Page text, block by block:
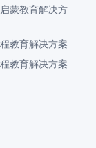
蒙教育解决方
教育解决方案
教育解决方案